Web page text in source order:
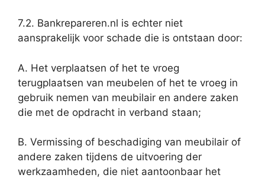
7.2. Bankrepareren.nl is echter niet
aansprakelijk voor schade die is ontstaan door:
A. Het verplaatsen of het te vroeg
terugplaatsen van meubelen of het te vroeg in
gebruik nemen van meubilair en andere zaken
die met de opdracht in verband staan;
B. Vermissing of beschadiging van meubilair of
andere zaken tijdens de uitvoering der
werkzaamheden, die niet aantoonbaar het